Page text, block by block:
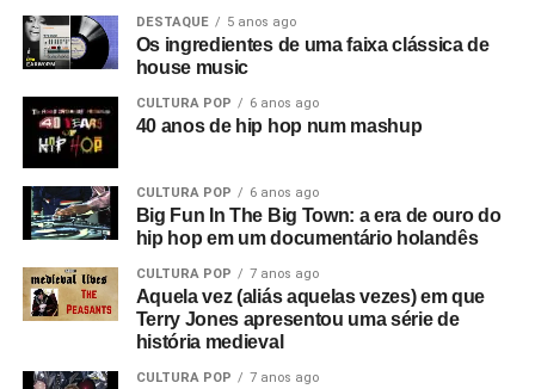
DESTAQUE 5 anos ago
Os ingredientes de uma faixa clássica de
house music
CULTURA POP 6 anos ago
40 anos de hip hop num mashup
CULTURA POP 6 anos ago
Big Fun In The Big Town: a era de ouro do
hip hop em um documentário holandês
CULTURA POP 7 anos ago
Aquela vez (aliás aquelas vezes) em que
Terry Jones apresentou uma série de
história medieval
CULTURA POP 7 anos ago